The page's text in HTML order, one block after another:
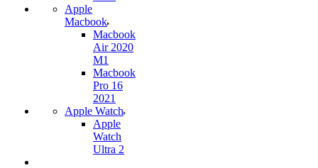
Apple
Macbook
Macbook
Air 2020
M1
Macbook
Pro 16
2021
Apple Watch
Apple
Watch
Ultra 2